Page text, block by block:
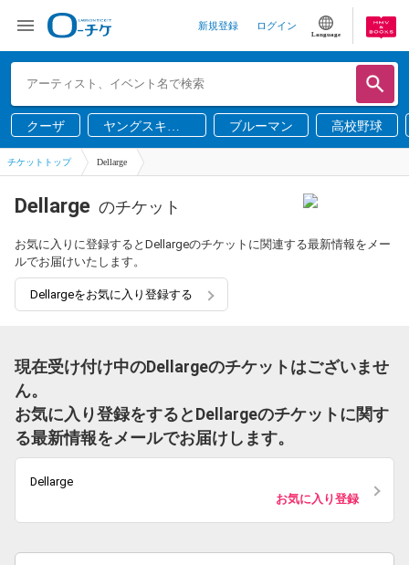
新規登録 ログイン
Language
クーザ
ヤングスキニ
ー
ブルーマン 高校野球
チケットトップ Dellarge
Dellarge のチケット
お気に入りに登録するとDellargeのチケットに関連する最新情報をメー
ルでお届けいたします。
Dellargeをお気に入り登録する
現在受け付け中のDellargeのチケットはございませ
ん。
お気に入り登録をするとDellargeのチケットに関す
る最新情報をメールでお届けします。
Dellarge
お気に入り登録